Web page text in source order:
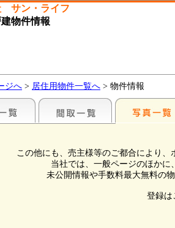
サン・ライフ
物件情報
ジへ > 居住用物件一覧へ > 物件情報
この他にも、売主様等のご都合により
当社では、一般ページのほか
未公開情報や手数料最大無料の
登録